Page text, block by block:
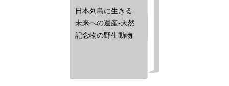
日本列島に生きる
未来への遺産-天然
記念物の野生動物-